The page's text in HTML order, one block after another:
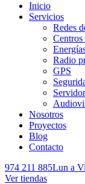
Inicio
Servicios
Redes
Radio
GPS
Nosotros
Proyectos
Blog
Contacto
974 211 885Lun a
Ver tiendas